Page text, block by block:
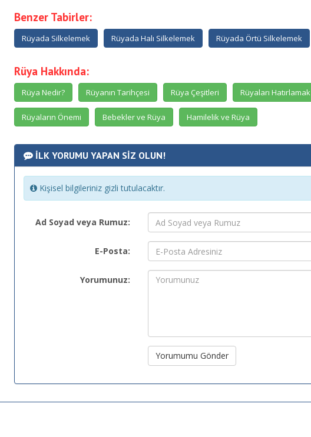
Benzer Tabirler:
Rüyada Silkelemek Rüyada Halı Silkelemek Rüyada Örtü Silkelemek
Rüya Hakkında:
Rüya Nedir? Rüyanın Tarihçesi Rüya Çeşitleri Rüyaları Hatırlamak
Rüyaların Önemi Bebekler ve Rüya Hamilelik ve Rüya
İLK YORUMU YAPAN SİZ OLUN!
Kişisel bilgileriniz gizli tutulacaktır.
Ad Soyad veya Rumuz:
E-Posta:
Yorumunuz:
Yorumumu Gönder